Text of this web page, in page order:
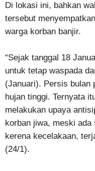
Di lokasi ini, bahkan
tersebut
warga korban banjir.
“Sejak tanggal 18
untuk tetap waspada
(Januari). Persis bulan
hujan tinggi. Ternyata
melakukan upaya
korban jiwa, meski ada
kerena kecelakaan,
(24/1).